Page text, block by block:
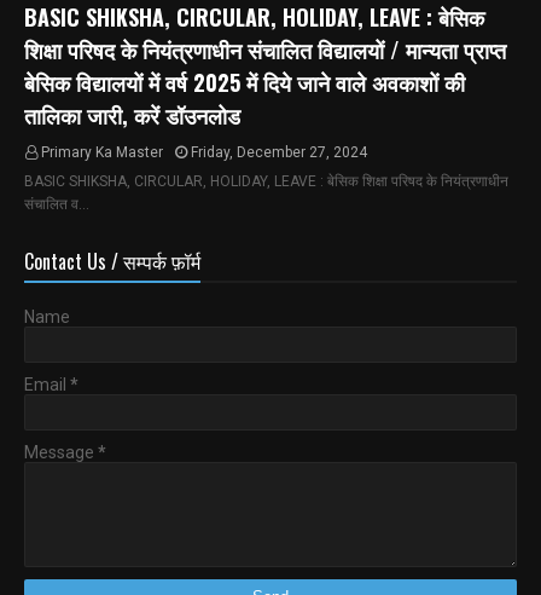
BASIC SHIKSHA, CIRCULAR, HOLIDAY, LEAVE : बेसिक
शिक्षा परिषद के नियंत्रणाधीन संचालित विद्यालयों / मान्यता प्राप्त
बेसिक विद्यालयों में वर्ष 2025 में दिये जाने वाले अवकाशों की
तालिका जारी, करें डॉउनलोड
Primary Ka Master
Friday, December 27, 2024
BASIC SHIKSHA, CIRCULAR, HOLIDAY, LEAVE : बेसिक शिक्षा परिषद के नियंत्रणाधीन
संचालित व…
Contact Us / सम्पर्क फ़ॉर्म
Name
Email *
Message *